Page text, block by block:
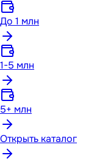
До 1 млн
1-5 млн
5+ млн
Открыть каталог